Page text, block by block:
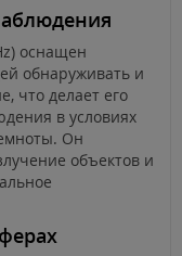
оснащен
обнаруживать и
что делает его
в условиях
Он
объектов и